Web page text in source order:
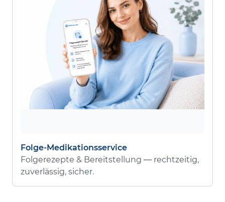
Folge-Medikationsservice
Folgerezepte & Bereitstellung — rechtzeitig,
zuverlässig, sicher.